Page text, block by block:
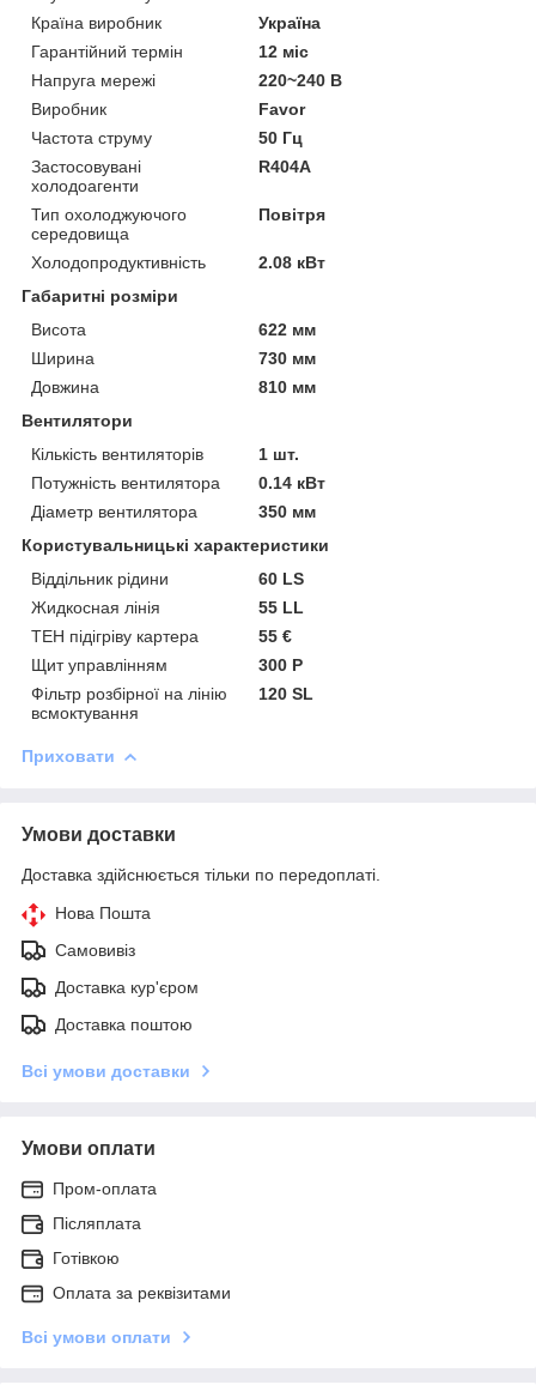
Країна виробник
Україна
Гарантійний термін
12 міс
Напруга мережі
220~240 В
Виробник
Favor
Частота струму
50 Гц
Застосовувані
холодоагенти
R404A
Тип охолоджуючого
середовища
Повітря
Холодопродуктивність
2.08 кВт
Габаритні розміри
Висота
622 мм
Ширина
730 мм
Довжина
810 мм
Вентилятори
Кількість вентиляторів
1 шт.
Потужність вентилятора
0.14 кВт
Діаметр вентилятора
350 мм
Користувальницькі характеристики
Віддільник рідини
60 LS
Жидкосная лінія
55 LL
ТЕН підігріву картера
55 €
Щит управлінням
300 Р
Фільтр розбірної на лінію
всмоктування
120 SL
Приховати
Умови доставки
Доставка здійснюється тільки по передоплаті.
Нова Пошта
Самовивіз
Доставка кур'єром
Доставка поштою
Всі умови доставки
Умови оплати
Пром-оплата
Післяплата
Готівкою
Оплата за реквізитами
Всі умови оплати